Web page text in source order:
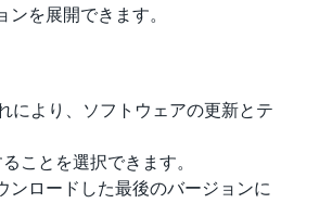
を展開できます。
により、ソフトウェアの更新とテ
ことを選択できます。
ンロードした最後のバージョンに